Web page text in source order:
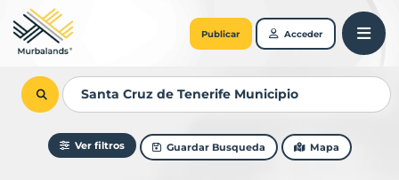
Publicar Acceder
Ver filtros Guardar Busqueda Mapa